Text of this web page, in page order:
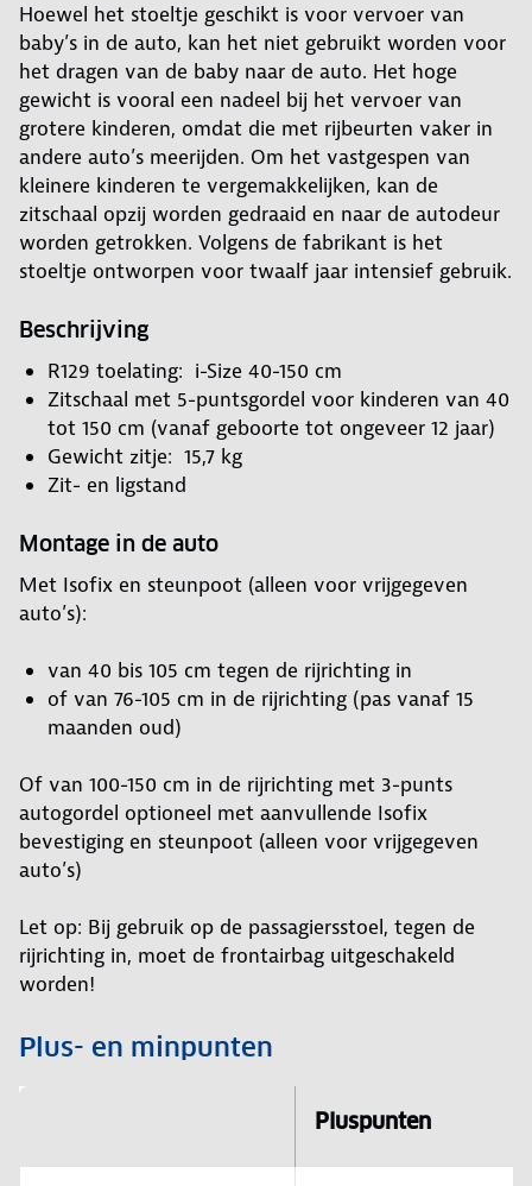
Hoewel het stoeltje geschikt is voor vervoer van
baby’s in de auto, kan het niet gebruikt worden voor
het dragen van de baby naar de auto. Het hoge
gewicht is vooral een nadeel bij het vervoer van
grotere kinderen, omdat die met rijbeurten vaker in
andere auto’s meerijden. Om het vastgespen van
kleinere kinderen te vergemakkelijken, kan de
zitschaal opzij worden gedraaid en naar de autodeur
worden getrokken. Volgens de fabrikant is het
stoeltje ontworpen voor twaalf jaar intensief gebruik.
Beschrijving
R129 toelating: i-Size 40-150 cm
Zitschaal met 5-puntsgordel voor kinderen van 40
tot 150 cm (vanaf geboorte tot ongeveer 12 jaar)
Gewicht zitje: 15,7 kg
Zit- en ligstand
Montage in de auto
Met Isofix en steunpoot (alleen voor vrijgegeven
auto’s):
van 40 bis 105 cm tegen de rijrichting in
of van 76-105 cm in de rijrichting (pas vanaf 15
maanden oud)
Of van 100-150 cm in de rijrichting met 3-punts
autogordel optioneel met aanvullende Isofix
bevestiging en steunpoot (alleen voor vrijgegeven
auto’s)
Let op: Bij gebruik op de passagiersstoel, tegen de
rijrichting in, moet de frontairbag uitgeschakeld
worden!
Plus- en minpunten
Pluspunten